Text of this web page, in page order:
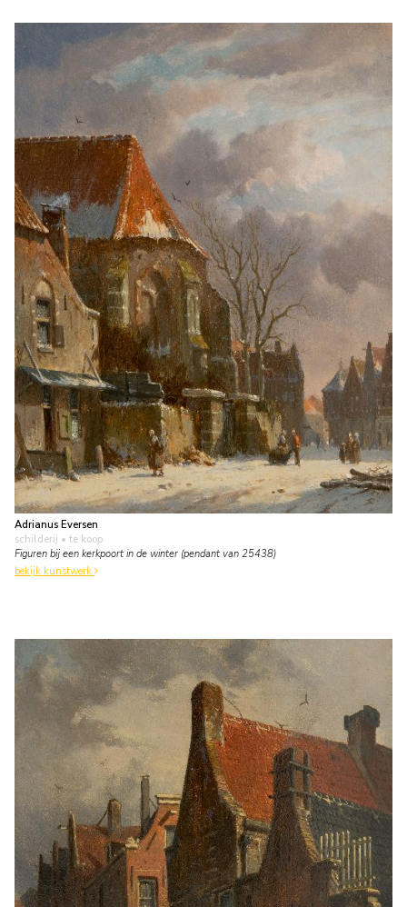
Adrianus Eversen
schilderij • te koop
Figuren bij een kerkpoort in de winter (pendant van 25438)
bekijk kunstwerk